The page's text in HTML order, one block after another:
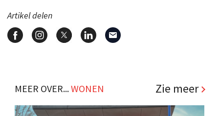
Artikel delen
MEER OVER...WONEN Zie meer